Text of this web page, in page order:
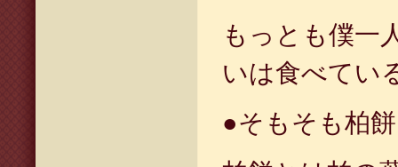
もっとも僕一
いは食べてい
●そもそも柏